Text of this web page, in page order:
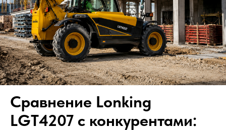
Сравнение Lonking
LGT4207 с конкурентами: